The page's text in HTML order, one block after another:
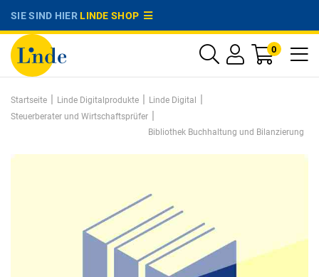
SIE SIND HIERLINDE SHOP
0
Startseite | Linde Digitalprodukte | Linde Digital |
Steuerberater und Wirtschaftsprüfer |
Bibliothek Buchhaltung und Bilanzierung